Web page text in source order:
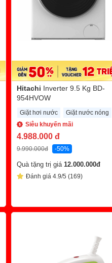
Hitachi Inverter 9.5 Kg BD-
954HVOW
Giặt hơi nước
Giặt nước nóng
Siêu khuyến mãi
4.988.000 đ
9.990.000đ -50%
Quà tặng trị giá 12.000.000đ
Đánh giá 4.9/5 (169)